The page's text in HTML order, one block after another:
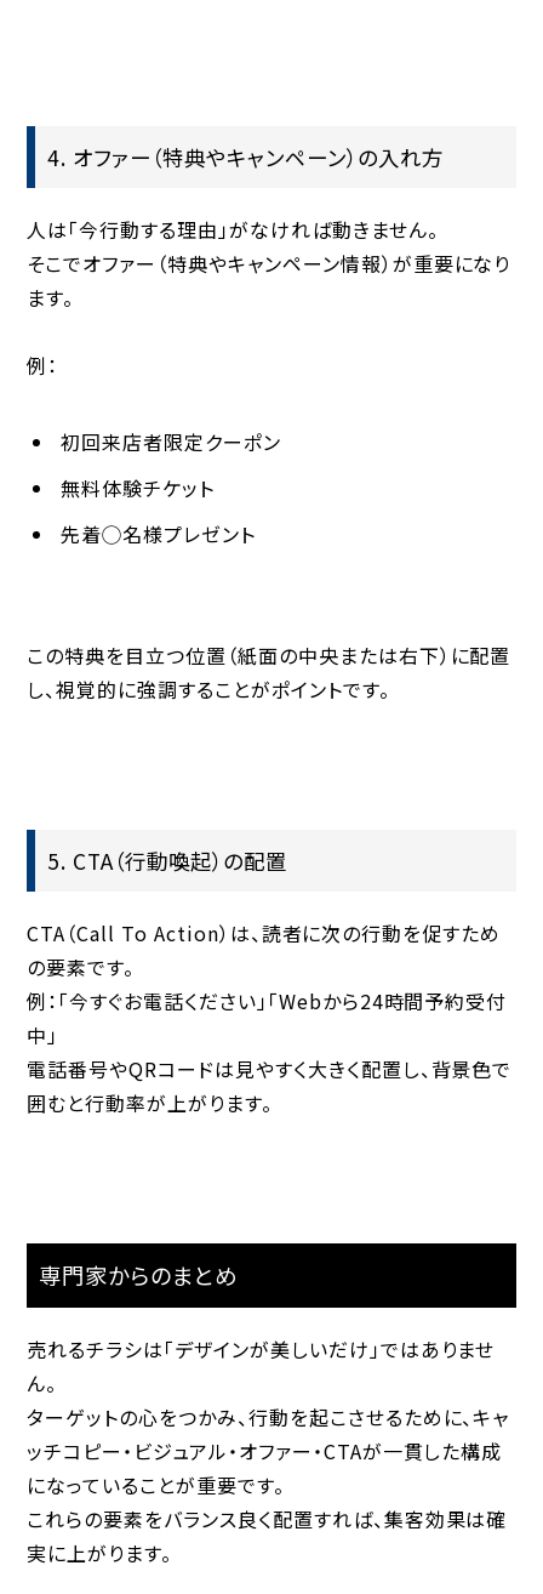
4. オファー（特典やキャンペーン）の入れ方
人は「今行動する理由」がなければ動きません。
そこでオファー （特典やキャンペーン情報）が重要になり
ます。
例：
初回来店者限定クーポン
無料体験チケット
先着◯名様プレゼント
この特典を目立つ位置（紙面の中央または右下）に配置
し、視覚的に強調することがポイントです。
5. CTA（行動喚起）の配置
CTA（Call To Action）は、読者に次の行動を促すため
の要素です。
例：「今すぐお電話ください」「Webから24時間予約受付
中」
電話番号やQRコードは見やすく大きく配置し、背景色で
囲むと行動率が上がります。
専門家からのまとめ
売れるチラシは「デザインが美しいだけ」ではありませ
ん。
ターゲットの心をつかみ、行動を起こさせるために、キャ
ッチコピー・ビジュアル・オファー・CTAが一貫した構成
になっていることが重要です。
これらの要素をバランス良く配置すれば、集客効果は確
実に上がります。